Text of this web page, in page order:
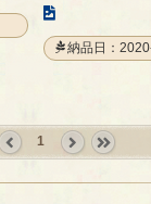
の
イ
ト
の
納品日：
1